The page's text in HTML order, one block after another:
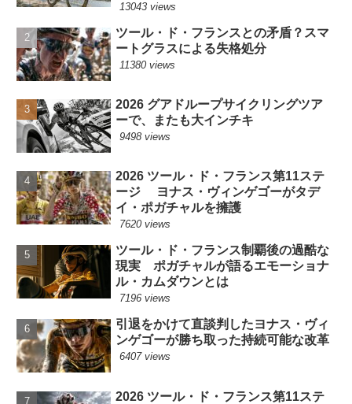
13043 views
ツール・ド・フランスとの矛盾？スマ
ートグラスによる失格処分
11380 views
2026 グアドループサイクリングツア
ーで、またも大インチキ
9498 views
2026 ツール・ド・フランス第11ステ
ージ ヨナス・ヴィンゲゴーがタデ
イ・ポガチャルを擁護
7620 views
ツール・ド・フランス制覇後の過酷な
現実 ポガチャルが語るエモーショナ
ル・カムダウンとは
7196 views
引退をかけて直談判したヨナス・ヴィ
ンゲゴーが勝ち取った持続可能な改革
6407 views
2026 ツール・ド・フランス第11ステ